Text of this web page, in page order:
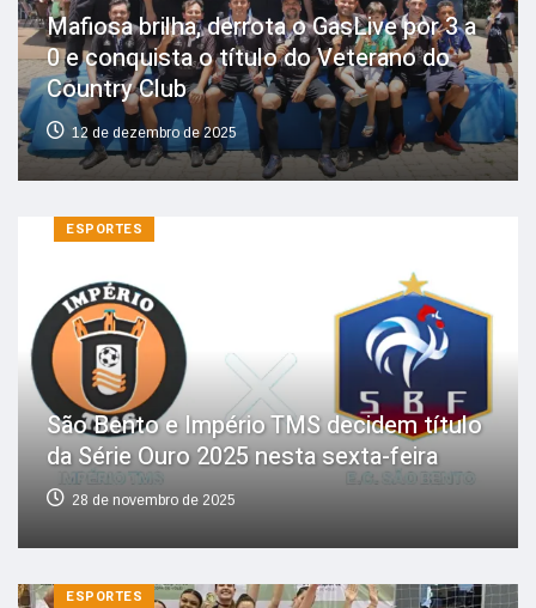
Mafiosa brilha, derrota o GasLive por 3 a
0 e conquista o título do Veterano do
Country Club
12 de dezembro de 2025
ESPORTES
São Bento e Império TMS decidem título
da Série Ouro 2025 nesta sexta-feira
28 de novembro de 2025
ESPORTES